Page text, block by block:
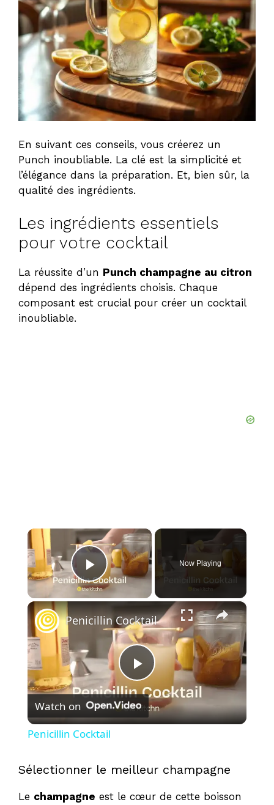
En suivant ces conseils, vous créerez un
Punch inoubliable. La clé est la simplicité et
l’élégance dans la préparation. Et, bien sûr, la
qualité des ingrédients.
Les ingrédients essentiels
pour votre cocktail
La réussite d’un Punch champagne au citron
dépend des ingrédients choisis. Chaque
composant est crucial pour créer un cocktail
inoubliable.
×
Play Video
Now Playing
×
P
l
y
Penicillin Cocktail
Watch on
Penicillin Cocktail
Sélectionner le meilleur champagne
Le champagne est le cœur de cette boisson